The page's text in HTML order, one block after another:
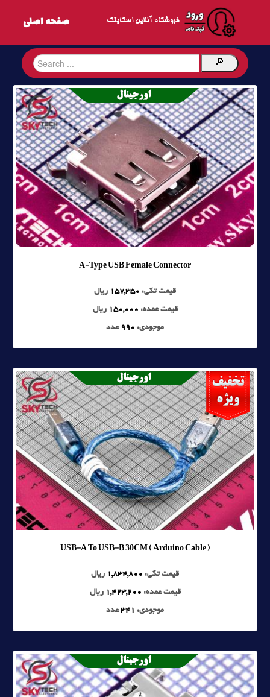
فروشگاه آنلاین اسکایتک
A-Type USB Female Connector
قیمت تکی: 157,350 ریال
قیمت عمده: 150,000 ریال
موجودی: 990 عدد
USB-A To USB-B 30CM ( Arduino Cable )
قیمت تکی: 1,834,800 ریال
قیمت عمده: 1,423,200 ریال
موجودی: 341عدد